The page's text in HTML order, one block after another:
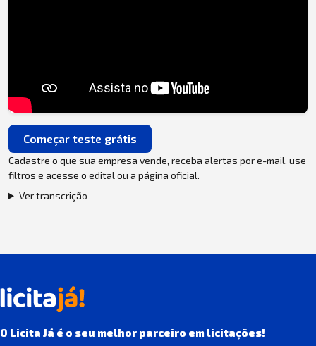
Começar teste grátis
Cadastre o que sua empresa vende, receba alertas por e-mail, use
filtros e acesse o edital ou a página oficial.
Ver transcrição
O Licita Já é o seu melhor parceiro em licitações!